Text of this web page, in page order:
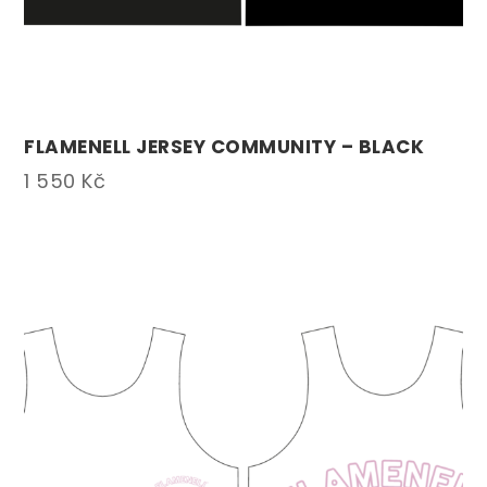
FLAMENELL JERSEY COMMUNITY – BLACK
1 550 Kč